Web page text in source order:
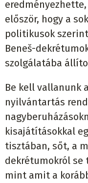
eredményezhette,
először, hogy a
politikusok
Beneš-
szolgálatába
Be kell vallanunk
nyilvántartás
kisajátításokkal
tisztában, sőt, a
dekrétumokról se
mint amit a